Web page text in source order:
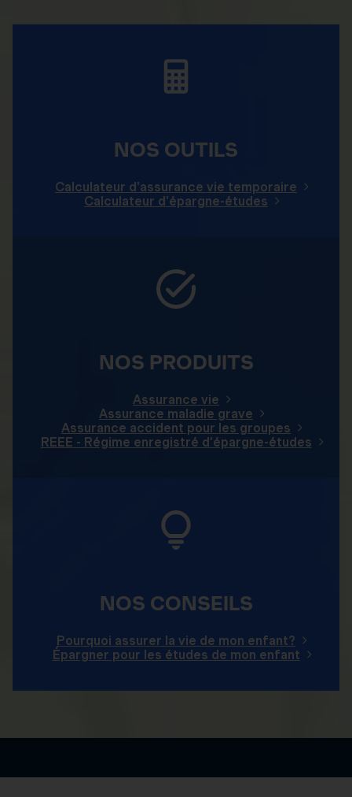
NOS OUTILS
Calculateur d'assurance vie temporaire
Calculateur d'épargne-études
NOS PRODUITS
Assurance vie
Assurance maladie grave
Assurance accident pour les groupes
REEE - Régime enregistré d’épargne-études
NOS CONSEILS
Pourquoi assurer la vie de mon enfant?
Épargner pour les études de mon enfant